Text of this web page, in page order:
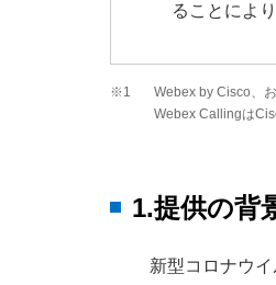
ることによ
※1
Webex by Cisco、
Webex Callingは
1.提供の背
新型コロナウ